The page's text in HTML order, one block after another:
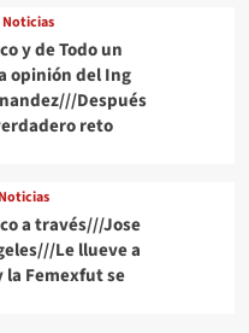
Noticias
y de Todo un
opinión del Ing
Después
reto
Noticias
a través///Jose
Le llueve a
Femexfut se